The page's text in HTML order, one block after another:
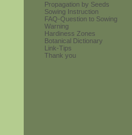
Propagation by Seeds
Sowing Instruction
FAQ-Question to Sowing
Warning
Hardiness Zones
Botanical Dictionary
Link-Tips
Thank you